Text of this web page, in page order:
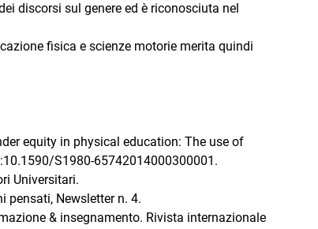
discorsi sul genere ed è riconosciuta nel
fisica e scienze motorie merita quindi
equity in physical education: The use of
S1980-65742014000300001.
Universitari.
pensati, Newsletter n. 4.
& insegnamento. Rivista internazionale